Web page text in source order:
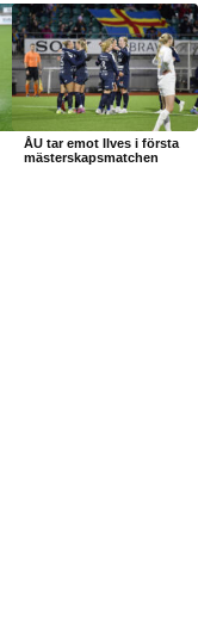
ÅU tar emot Ilves i första
mästerskapsmatchen